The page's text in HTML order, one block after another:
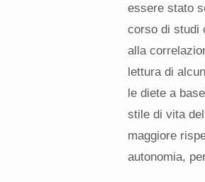
essere stato
corso di studi
alla
lettura di
le diete a
stile di vita
maggiore
autonomia,